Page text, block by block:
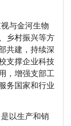
与金河生物
乡村振兴等方
共建，持续深
支撑企业科技
，增强支部工
务国家和行业
以生产和销